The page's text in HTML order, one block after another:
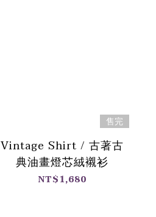
售完
Vintage Shirt / 古著古
典油畫燈芯絨襯衫
NT$1,680